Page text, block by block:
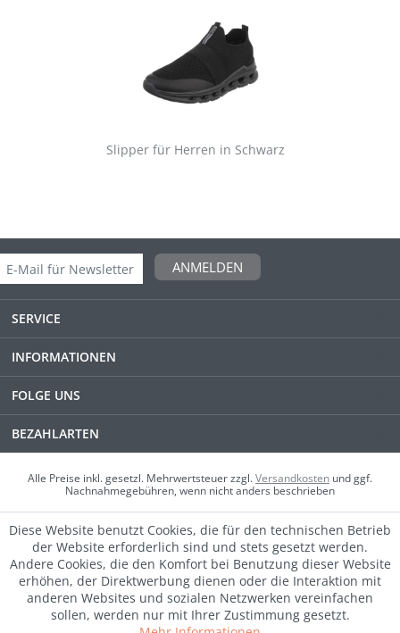
Slipper für Herren in Schwarz
ANMELDEN
SERVICE
INFORMATIONEN
FOLGE UNS
BEZAHLARTEN
Alle Preise inkl. gesetzl. Mehrwertsteuer zzgl.Versandkosten und ggf.
Nachnahmegebühren, wenn nicht anders beschrieben
Diese Website benutzt Cookies, die für den technischen Betrieb
der Website erforderlich sind und stets gesetzt werden.
Andere Cookies, die den Komfort bei Benutzung dieser Website
erhöhen, der Direktwerbung dienen oder die Interaktion mit
anderen Websites und sozialen Netzwerken vereinfachen
sollen, werden nur mit Ihrer Zustimmung gesetzt.